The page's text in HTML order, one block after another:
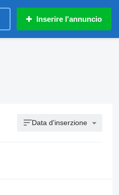
Inserire l'annuncio
Data d'inserzione